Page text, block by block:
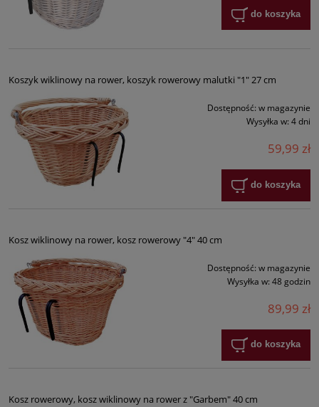
do koszyka
Koszyk wiklinowy na rower, koszyk rowerowy malutki "1" 27 cm
Dostępność: w magazynie
Wysyłka w: 4 dni
59,99 zł
do koszyka
Kosz wiklinowy na rower, kosz rowerowy "4" 40 cm
Dostępność: w magazynie
Wysyłka w: 48 godzin
89,99 zł
do koszyka
Kosz rowerowy, kosz wiklinowy na rower z "Garbem" 40 cm